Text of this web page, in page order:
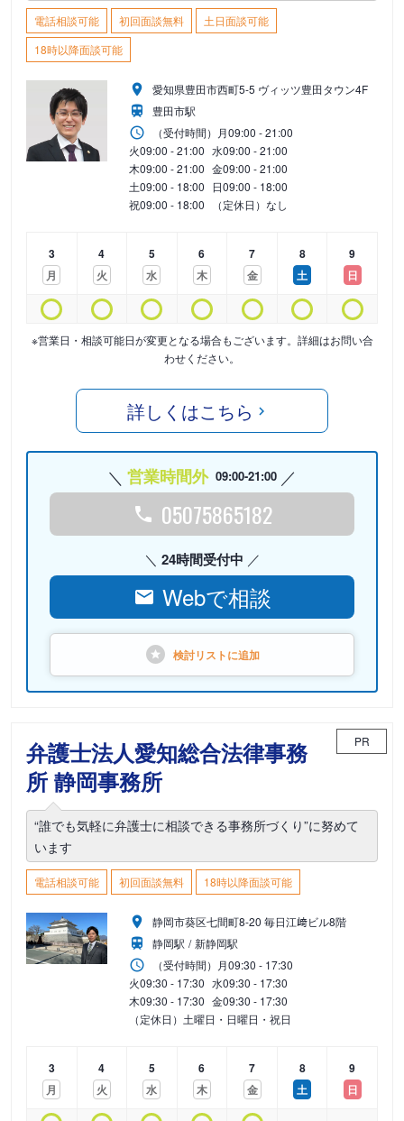
電話相談可能 初回面談無料
土日面談可能
18時以降面談可能
愛知県豊田市西町5-5 ヴィッツ豊田タウン4F
豊田市駅
（受付時間） 月09:00 - 21:00
火09:00 - 21:00 水09:00 - 21:00
木09:00 - 21:00 金09:00 - 21:00
土09:00 - 18:00 日09:00 - 18:00
祝09:00 - 18:00 （定休日）なし
3
月
4
火
5
水
6
木
7
金
8
土
9
日
※営業日・相談可能日が変更となる場合もございます。詳細はお問い合
わせください。
詳しくはこちら
営業時間外 09:00-21:00
05075865182
24時間受付中
Webで相談
検討リストに追加
弁護士法人愛知総合法律事務
所 静岡事務所
PR
“誰でも気軽に弁護士に相談できる事務所づくり”に努めて
います
電話相談可能 初回面談無料 18時以降面談可能
静岡市葵区七間町8-20 毎日江﨑ビル8階
静岡駅
新静岡駅
（受付時間） 月09:30 - 17:30
火09:30 - 17:30 水09:30 - 17:30
木09:30 - 17:30 金09:30 - 17:30
（定休日）土曜日・日曜日・祝日
3
月
4
火
5
水
6
木
7
金
8
土
9
日